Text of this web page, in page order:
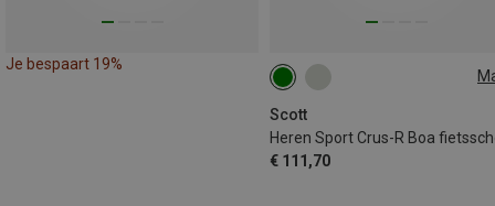
Je bespaart 19%
Scott
€ 111,70
41 47